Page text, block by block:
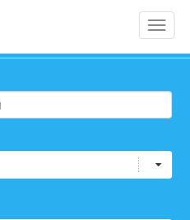
Toggle